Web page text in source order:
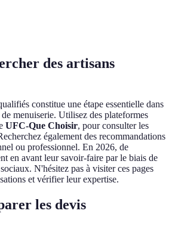
des artisans
constitue une étape essentielle dans
menuiserie. Utilisez des plateformes
UFC-Que Choisir, pour consulter les
également des recommandations
ou professionnel. En 2026, de
en avant leur savoir-faire par le biais de
N'hésitez pas à visiter ces pages
et vérifier leur expertise.
les devis